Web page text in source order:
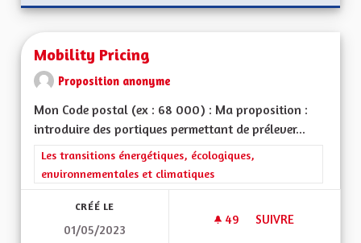
Mobility Pricing
Proposition anonyme
Mon Code postal (ex : 68 000) : Ma proposition :
introduire des portiques permettant de prélever...
Filtrer les résultats de la catégorie : Les transitions
Les transitions énergétiques, écologiques,
environnementales et climatiques
CRÉÉ LE
01/05/2023
49 49 ABONNÉS
SUIVRE